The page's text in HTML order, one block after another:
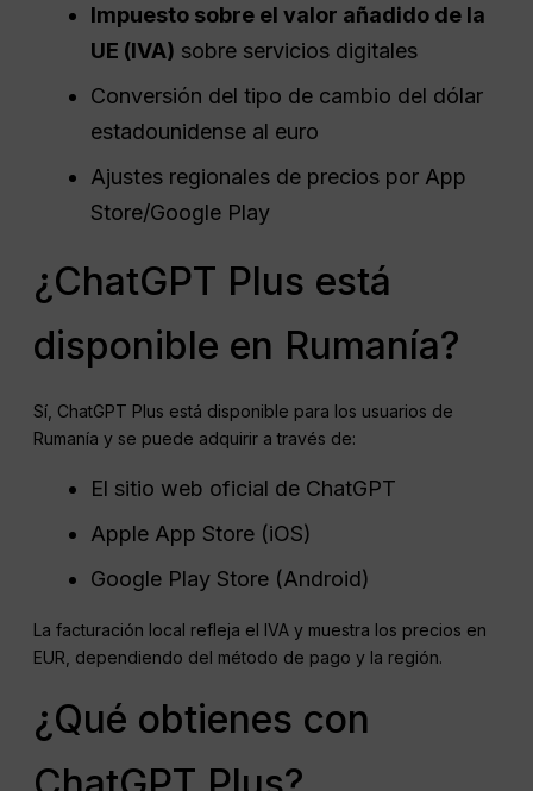
Impuesto sobre el valor añadido de la
UE (IVA) sobre servicios digitales
Conversión del tipo de cambio del dólar
estadounidense al euro
Ajustes regionales de precios por App
Store/Google Play
¿ChatGPT Plus está
disponible en Rumanía?
Sí, ChatGPT Plus está disponible para los usuarios de
Rumanía y se puede adquirir a través de:
El sitio web oficial de ChatGPT
Apple App Store (iOS)
Google Play Store (Android)
La facturación local refleja el IVA y muestra los precios en
EUR, dependiendo del método de pago y la región.
¿Qué obtienes con